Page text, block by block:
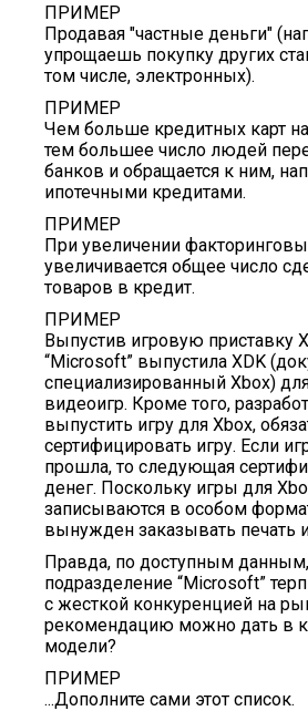
ПРИМЕР
Продавая "частные деньги"
упрощаешь покупку других
том числе, электронных).
ПРИМЕР
Чем больше кредитных карт на
тем большее число людей
банков и обращается к ним,
ипотечными кредитами.
ПРИМЕР
При увеличении
увеличивается общее число
товаров в кредит.
ПРИМЕР
Выпустив игровую приставку
“Microsoft” выпустила XDK
специализированный Xbox)
видеоигр. Кроме того,
выпустить игру для Xbox,
сертифицировать игру. Если
прошла, то следующая
денег. Поскольку игры для
записываются в особом
вынужден заказывать печать
Правда, по доступным
подразделение “Microsoft”
с жесткой конкуренцией на
рекомендацию можно дать в
модели?
ПРИМЕР
...Дополните сами этот список.